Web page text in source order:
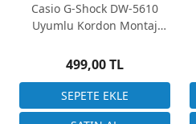
Casio G-Shock DW-5610
Uyumlu Kordon Montaj
22mm)
499,00 TL